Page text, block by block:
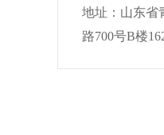
地址：山东省
路700号B楼